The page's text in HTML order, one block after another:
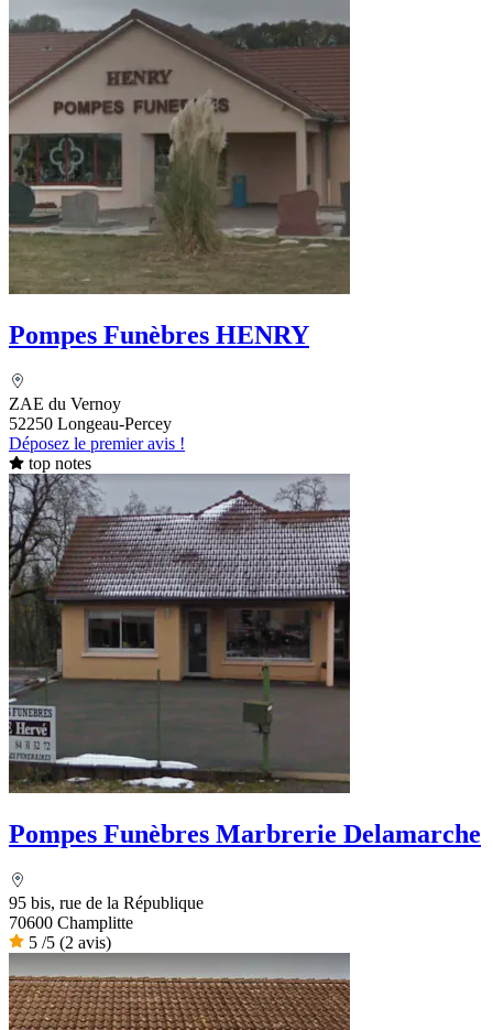
Pompes Funèbres HENRY
ZAE du Vernoy
52250 Longeau-Percey
Déposez le premier avis !
top notes
Pompes Funèbres Marbrerie Delamarche
95 bis, rue de la République
70600 Champlitte
5 /5 (2 avis)